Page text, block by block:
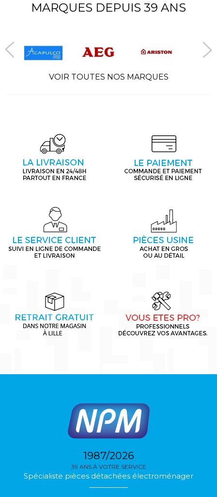
MARQUES DEPUIS 39 ANS
VOIR TOUTES NOS MARQUES
1987/2026
39 ANS À VOTRE SERVICE
Spécialiste pièces détachées électroménager